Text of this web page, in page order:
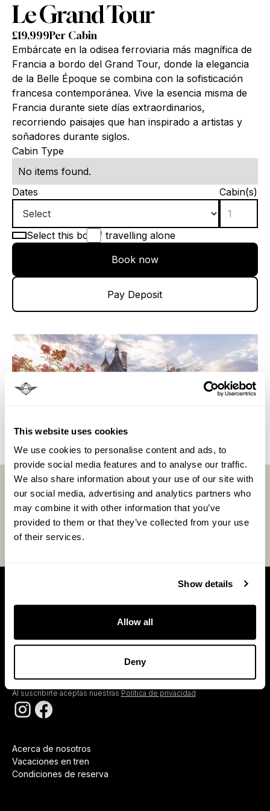
This website uses cookies
We use cookies to personalise content and ads, to
provide social media features and to analyse our traffic.
We also share information about your use of our site with
our social media, advertising and analytics partners who
may combine it with other information that you’ve
provided to them or that they’ve collected from your use
of their services.
Show details
Allow all
Deny
Le Grand Tour
£19,999Per Cabin
Embárcate en la odisea ferroviaria más magnífica de
Francia a bordo del Grand Tour, donde la elegancia
de la Belle Époque se combina con la sofisticación
francesa contemporánea. Vive la esencia misma de
Francia durante siete días extraordinarios,
recorriendo paisajes que han inspirado a artistas y
soñadores durante siglos.
Cabin Type
No items found.
Dates
Cabin(s)
Select this box if travelling alone
Book now
Pay Deposit
Llámenos al
para solicitar información sobre nuestras
vacaciones en tren
Al suscribirte aceptas nuestras Política de privacidad
Acerca de nosotros
Vacaciones en tren
Condiciones de reserva